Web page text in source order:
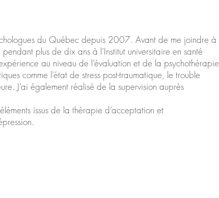
du Québec depuis 2007. Avant de me joindre à
plus de dix ans à l’Institut universitaire en santé
au niveau de l’évaluation et de la psychothérapie
comme l’état de stress post-traumatique, le trouble
J’ai également réalisé de la supervision auprès
issus de la thérapie d’acceptation et